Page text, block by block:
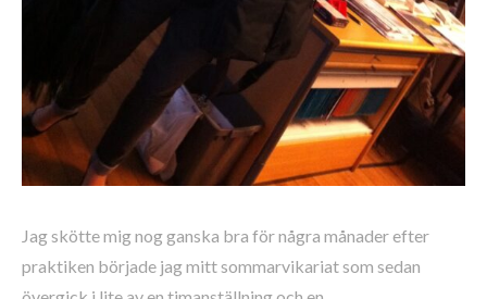
Jag skötte mig nog ganska bra för några månader efter
praktiken började jag mitt sommarvikariat som sedan